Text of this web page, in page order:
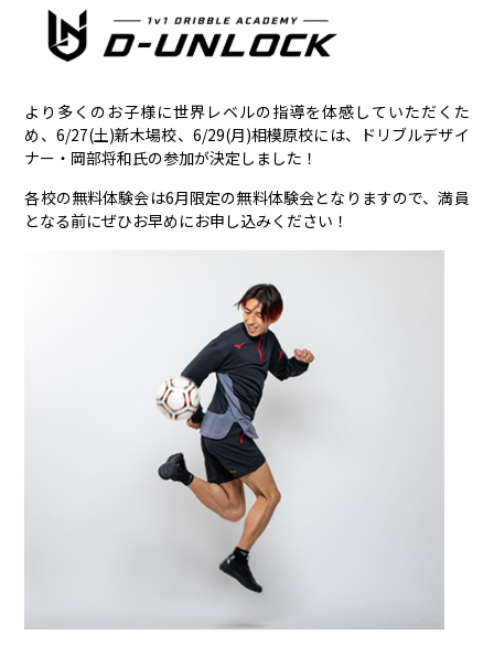
より多くのお子様に世界レベルの指導を体感していただくた
め、6/27(土)新木場校、6/29(月)相模原校には、ドリブルデザイ
ナー・岡部将和氏の参加が決定しました！
各校の無料体験会は6月限定の無料体験会となりますので、満員
となる前にぜひお早めにお申し込みください！